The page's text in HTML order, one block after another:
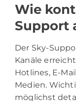
Wie
Support
Der Sky-
Kanäle
Hotlines, E-
Medien.
möglichst